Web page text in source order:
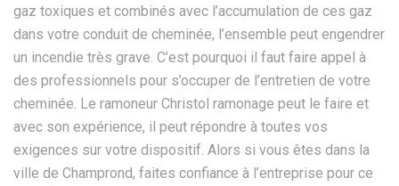
gaz toxiques et combinés avec l’accumulation de ces gaz
dans votre conduit de cheminée, l’ensemble peut engendrer
un incendie très grave. C’est pourquoi il faut faire appel à
des professionnels pour s’occuper de l’entretien de votre
cheminée. Le ramoneur Christol ramonage peut le faire et
avec son expérience, il peut répondre à toutes vos
exigences sur votre dispositif. Alors si vous êtes dans la
ville de Champrond, faites confiance à l’entreprise pour ce